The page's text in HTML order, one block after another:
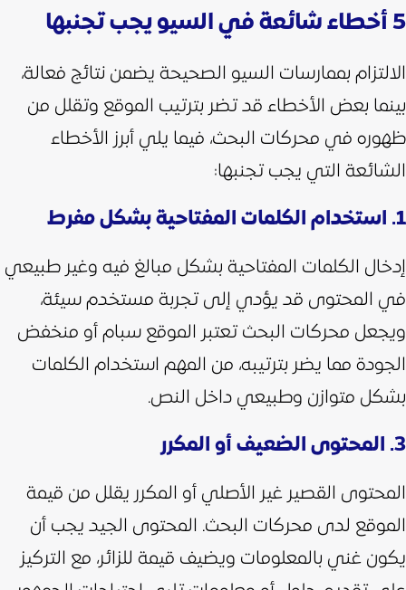
5 أخطاء شائعة في السيو يجب تجنبها
الالتزام بممارسات السيو الصحيحة يضمن نتائج فعالة،
بينما بعض الأخطاء قد تضر بترتيب الموقع وتقلل من
ظهوره في محركات البحث، فيما يلي أبرز الأخطاء
الشائعة التي يجب تجنبها:
1. استخدام الكلمات المفتاحية بشكل مفرط
إدخال الكلمات المفتاحية بشكل مبالغ فيه وغير طبيعي
في المحتوى قد يؤدي إلى تجربة مستخدم سيئة،
ويجعل محركات البحث تعتبر الموقع سبام أو منخفض
الجودة مما يضر بترتيبه، من المهم استخدام الكلمات
بشكل متوازن وطبيعي داخل النص.
3. المحتوى الضعيف أو المكرر
المحتوى القصير غير الأصلي أو المكرر يقلل من قيمة
الموقع لدى محركات البحث. المحتوى الجيد يجب أن
يكون غني بالمعلومات ويضيف قيمة للزائر، مع التركيز